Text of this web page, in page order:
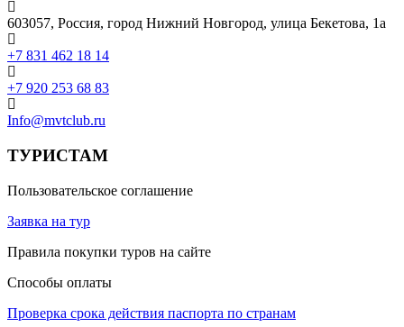
603057, Россия, город Нижний Новгород, улица Бекетова, 1а
+7 831 462 18 14
+7 920 253 68 83
Info@mvtclub.ru
ТУРИСТАМ
Пользовательское соглашение
Заявка на тур
Правила покупки туров на сайте
Способы оплаты
Проверка срока действия паспорта по странам